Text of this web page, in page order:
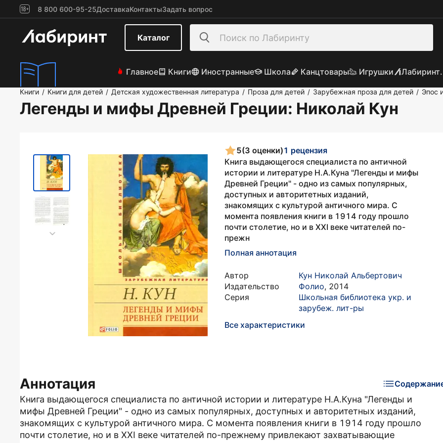
8 800 600-95-25ДоставкаКонтактыЗадать вопрос
Каталог
Главное Книги Иностранные Школа Канцтовары Игрушки
Книги / Книги для детей / Детская художественная литература / Проза для детей / Зарубежная проза для детей / Эпос
Легенды и мифы Древней Греции: Николай Кун
5(3 оценки)1 рецензия
Книга выдающегося специалиста по античной
истории и литературе Н.А.Куна "Легенды и мифы
Древней Греции" - одно из самых популярных,
доступных и авторитетных изданий,
знакомящих с культурой античного мира. С
момента появления книги в 1914 году прошло
почти столетие, но и в XXI веке читателей по-
прежн
Полная аннотация
Автор
Кун Николай Альбертович
Издательство
Фолио, 2014
Серия
Школьная библиотека укр. и
зарубеж. лит-ры
Все характеристики
Аннотация
Книга выдающегося специалиста по античной истории и литературе Н.А.Куна "Легенды и
мифы Древней Греции" - одно из самых популярных, доступных и авторитетных изданий,
знакомящих с культурой античного мира. С момента появления книги в 1914 году прошло
почти столетие, но и в XXI веке читателей по-прежнему привлекают захватывающие